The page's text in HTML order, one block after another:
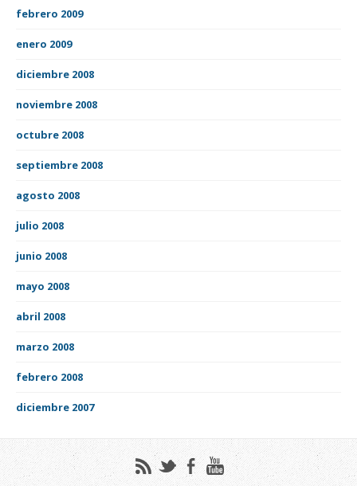
febrero 2009
enero 2009
diciembre 2008
noviembre 2008
octubre 2008
septiembre 2008
agosto 2008
julio 2008
junio 2008
mayo 2008
abril 2008
marzo 2008
febrero 2008
diciembre 2007